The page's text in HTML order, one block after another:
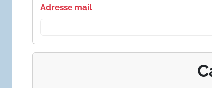
Adresse mail